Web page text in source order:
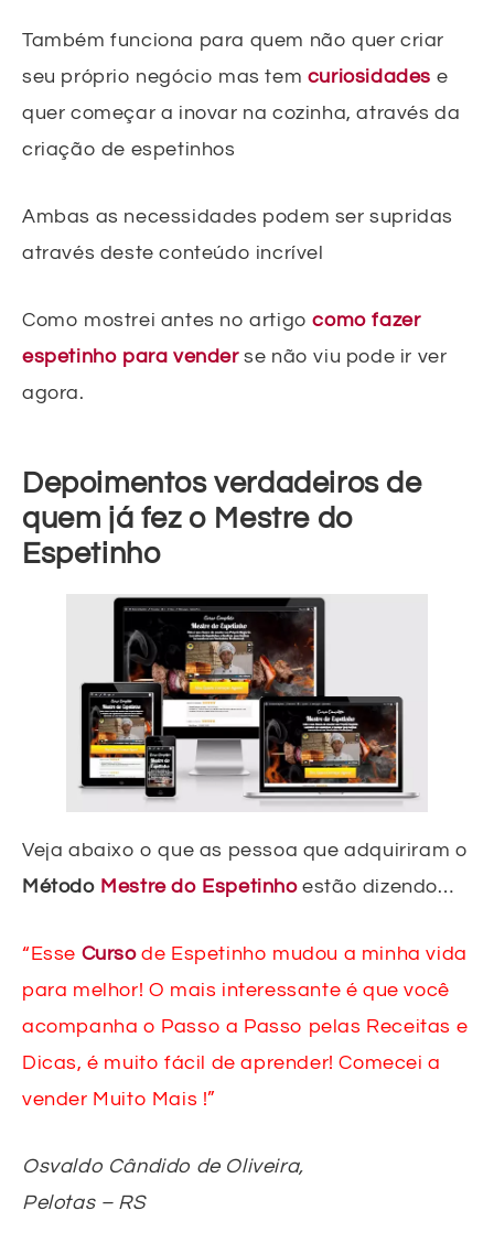
Também funciona para quem não quer criar
seu próprio negócio mas tem curiosidades e
quer começar a inovar na cozinha, através da
criação de espetinhos
Ambas as necessidades podem ser supridas
através deste conteúdo incrível
Como mostrei antes no artigocomo fazer
espetinho para venderse não viu pode ir ver
agora.
Depoimentos verdadeiros de
quem já fez o Mestre do
Espetinho
Veja abaixo o que as pessoa que adquiriram o
Método Mestre do Espetinhoestão dizendo…
“Esse Cursode Espetinho mudou a minha vida
para melhor! O mais interessante é que você
acompanha o Passo a Passo pelas Receitas e
Dicas, é muito fácil de aprender! Comecei a
vender Muito Mais !”
Osvaldo Cândido de Oliveira,
Pelotas – RS